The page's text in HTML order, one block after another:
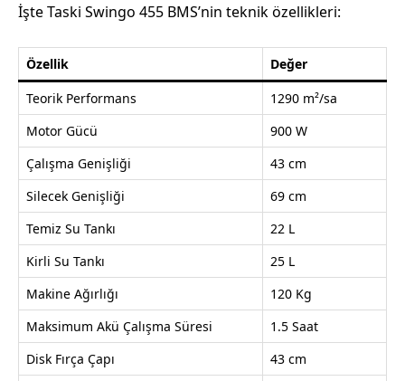
İşte Taski Swingo 455 BMS’nin teknik özellikleri:
Özellik
Değer
Teorik Performans
1290 m²/sa
Motor Gücü
900 W
Çalışma Genişliği
43 cm
Silecek Genişliği
69 cm
Temiz Su Tankı
22 L
Kirli Su Tankı
25 L
Makine Ağırlığı
120 Kg
Maksimum Akü Çalışma Süresi
1.5 Saat
Disk Fırça Çapı
43 cm